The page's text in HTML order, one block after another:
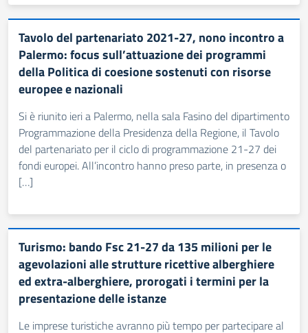
Tavolo del partenariato 2021-27, nono incontro a
Palermo: focus sull’attuazione dei programmi
della Politica di coesione sostenuti con risorse
europee e nazionali
Si è riunito ieri a Palermo, nella sala Fasino del dipartimento
Programmazione della Presidenza della Regione, il Tavolo
del partenariato per il ciclo di programmazione 21-27 dei
fondi europei. All’incontro hanno preso parte, in presenza o
[…]
Turismo: bando Fsc 21-27 da 135 milioni per le
agevolazioni alle strutture ricettive alberghiere
ed extra-alberghiere, prorogati i termini per la
presentazione delle istanze
Le imprese turistiche avranno più tempo per partecipare al